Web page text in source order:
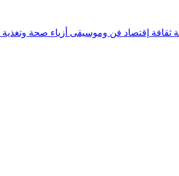
ثقافة إقتصاد فن وموسيقى أزياء صحة وتغذية